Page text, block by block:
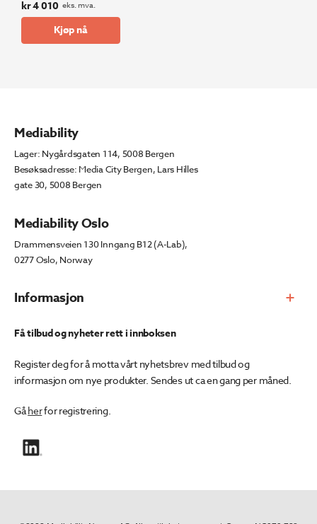
kr4 010 eks. mva.
Kjøp nå
Informasjon
Mediability
Lager: Nygårdsgaten 114, 5008 Bergen
Besøksadresse: Media City Bergen, Lars Hilles
gate 30, 5008 Bergen
Mediability Oslo
Drammensveien 130 Inngang B12 (A-Lab),
0277 Oslo, Norway
Få tilbud og nyheter rett i innboksen
Register deg for å motta vårt nyhetsbrev med tilbud og
informasjon om nye produkter. Sendes ut ca en gang per måned.
Gåherfor registrering.